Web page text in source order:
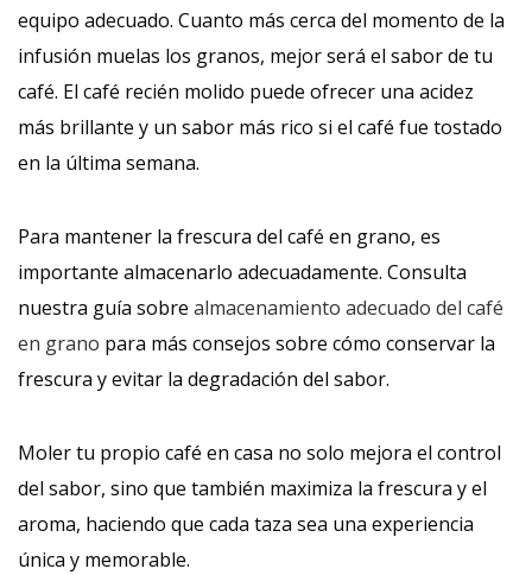
equipo adecuado. Cuanto más cerca del momento de la
infusión muelas los granos, mejor será el sabor de tu
café. El café recién molido puede ofrecer una acidez
más brillante y un sabor más rico si el café fue tostado
en la última semana.
Para mantener la frescura del café en grano, es
importante almacenarlo adecuadamente. Consulta
nuestra guía sobre almacenamiento adecuado del café
en grano para más consejos sobre cómo conservar la
frescura y evitar la degradación del sabor.
Moler tu propio café en casa no solo mejora el control
del sabor, sino que también maximiza la frescura y el
aroma, haciendo que cada taza sea una experiencia
única y memorable.